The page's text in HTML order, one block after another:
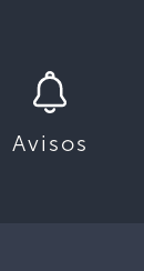
Avisos